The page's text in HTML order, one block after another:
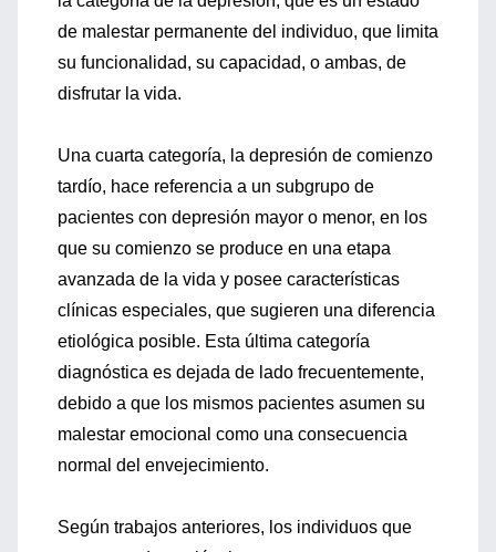
de malestar permanente del individuo, que limita
su funcionalidad, su capacidad, o ambas, de
disfrutar la vida.
Una cuarta categoría, la depresión de comienzo
tardío, hace referencia a un subgrupo de
pacientes con depresión mayor o menor, en los
que su comienzo se produce en una etapa
avanzada de la vida y posee características
clínicas especiales, que sugieren una diferencia
etiológica posible. Esta última categoría
diagnóstica es dejada de lado frecuentemente,
debido a que los mismos pacientes asumen su
malestar emocional como una consecuencia
normal del envejecimiento.
Según trabajos anteriores, los individuos que